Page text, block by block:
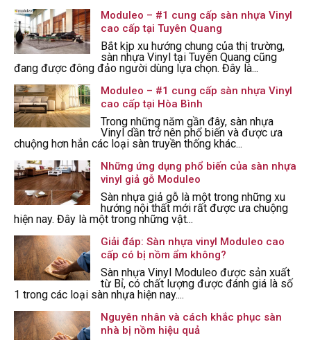
Moduleo – #1 cung cấp sàn nhựa Vinyl
cao cấp tại Tuyên Quang
Bắt kịp xu hướng chung của thị trường,
sàn nhựa Vinyl tại Tuyên Quang cũng
đang được đông đảo người dùng lựa chọn. Đây là...
Moduleo – #1 cung cấp sàn nhựa Vinyl
cao cấp tại Hòa Bình
Trong những năm gần đây, sàn nhựa
Vinyl dần trở nên phổ biến và được ưa
chuộng hơn hẳn các loại sàn truyền thống khác...
Những ứng dụng phổ biến của sàn nhựa
vinyl giả gỗ Moduleo
Sàn nhựa giả gỗ là một trong những xu
hướng nội thất mới rất được ưa chuộng
hiện nay. Đây là một trong những vật...
Giải đáp: Sàn nhựa vinyl Moduleo cao
cấp có bị nồm ẩm không?
Sàn nhựa Vinyl Moduleo được sản xuất
từ Bỉ, có chất lượng được đánh giá là số
1 trong các loại sàn nhựa hiện nay....
Nguyên nhân và cách khắc phục sàn
nhà bị nồm hiệu quả